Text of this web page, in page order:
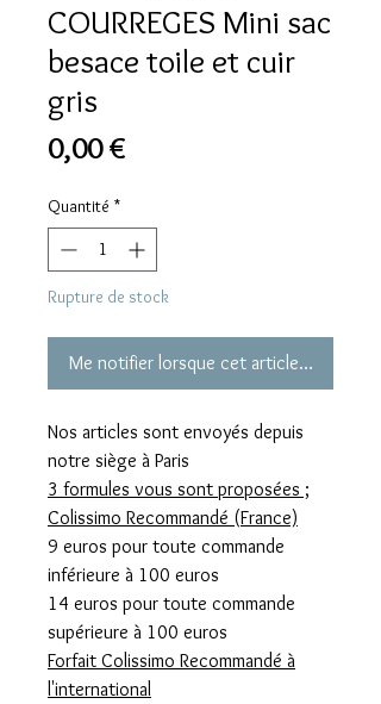
COURREGES Mini sac
besace toile et cuir
gris
0,00 €
Quantité *
Rupture de stock
Me notifier lorsque cet article est
Nos articles sont envoyés depuis
notre siège à Paris
3 formules vous sont proposées ;
Colissimo Recommandé (France)
9 euros pour toute commande
inférieure à 100 euros
14 euros pour toute commande
supérieure à 100 euros
Forfait Colissimo Recommandé à
l'international